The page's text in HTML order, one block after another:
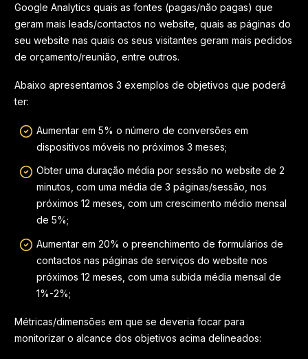
Google Analytics quais as fontes (pagas/não pagas) que
geram mais leads/contactos no website, quais as páginas do
seu website nas quais os seus visitantes geram mais pedidos
de orçamento/reunião, entre outros.
Abaixo apresentamos 3 exemplos de objetivos que poderá
ter:
Aumentar em 5% o número de conversões em
dispositivos móveis no próximos 3 meses;
Obter uma duração média por sessão no website de 2
minutos, com uma média de 3 páginas/sessão, nos
próximos 12 meses, com um crescimento médio mensal
de 5%;
Aumentar em 20% o preenchimento de formulários de
contactos nas páginas de serviços do website nos
próximos 12 meses, com uma subida média mensal de
1%-2%;
Métricas/dimensões em que se deveria focar para
monitorizar o alcance dos objetivos acima delineados: